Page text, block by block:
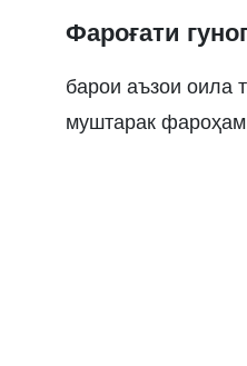
Фароғати
барои аъзои оила
муштарак